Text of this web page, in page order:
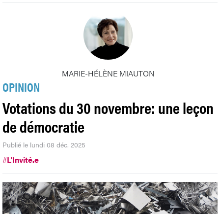
MARIE-HÉLÈNE MIAUTON
OPINION
Votations du 30 novembre: une leçon
de démocratie
Publié le lundi 08 déc. 2025
#L'Invité.e